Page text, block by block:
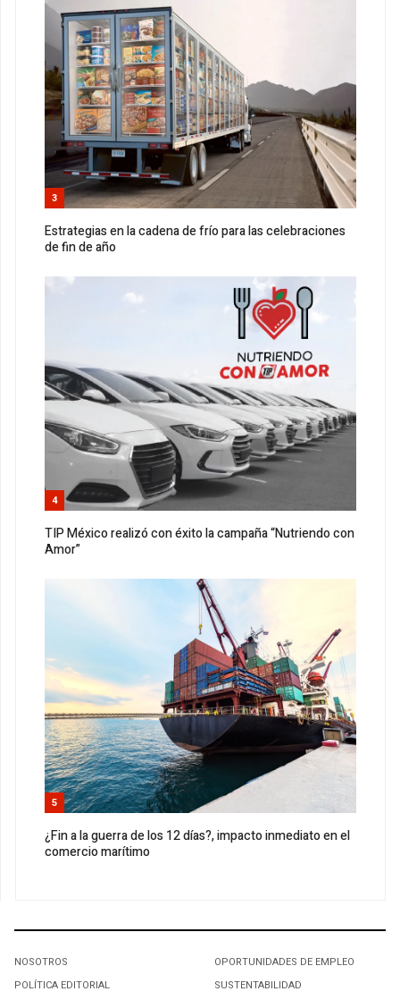
3
Estrategias en la cadena de frío para las celebraciones
de fin de año
4
TIP México realizó con éxito la campaña “Nutriendo con
Amor”
5
¿Fin a la guerra de los 12 días?, impacto inmediato en el
comercio marítimo
NOSOTROS
POLÍTICA EDITORIAL
OPORTUNIDADES DE EMPLEO
SUSTENTABILIDAD